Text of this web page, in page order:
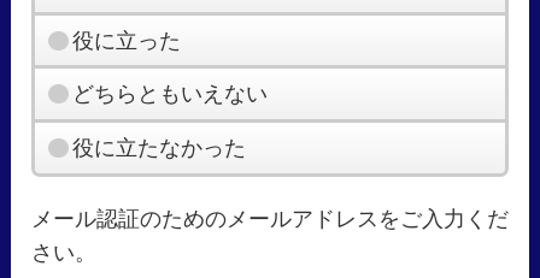
役に立った
どちらともいえない
役に立たなかった
メール認証のためのメールアドレスをご入力くだ
さい。